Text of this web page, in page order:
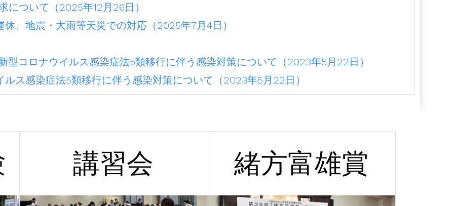
ついて（2025年12月26日）
、地震・大雨等天災での対応（2025年7月4日）
コロナウイルス感染症法5類移行に伴う感染対策について（2023年5月22日）
ス感染症法5類移行に伴う感染対策について（2023年5月22日）
講習会 緒方富雄賞